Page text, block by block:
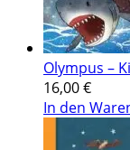
Olympus –
16,00€
In den